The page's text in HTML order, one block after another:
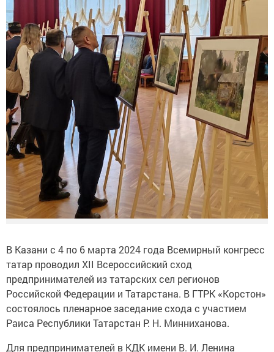
В Казани с 4 по 6 марта 2024 года Всемирный конгресс
татар проводил XII Всероссийский сход
предпринимателей из татарских сел регионов
Российской Федерации и Татарстана. В ГТРК «Корстон»
состоялось пленарное заседание схода с участием
Раиса Республики Татарстан Р. Н. Минниханова.
Для предпринимателей в КДК имени В. И. Ленина